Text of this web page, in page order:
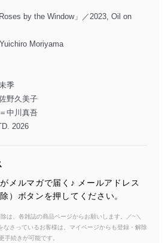
by the Window」／2023, Oil on
Moriyama
季
野久美子
中川真吾
2026
メルマガで届く♪ メールアドレス
）ボタンを押してください。
は、各雑誌の商品ページからお願いします。／~＼
なさっているお客様は、マイページからも登録・解除
手続きが可能です。